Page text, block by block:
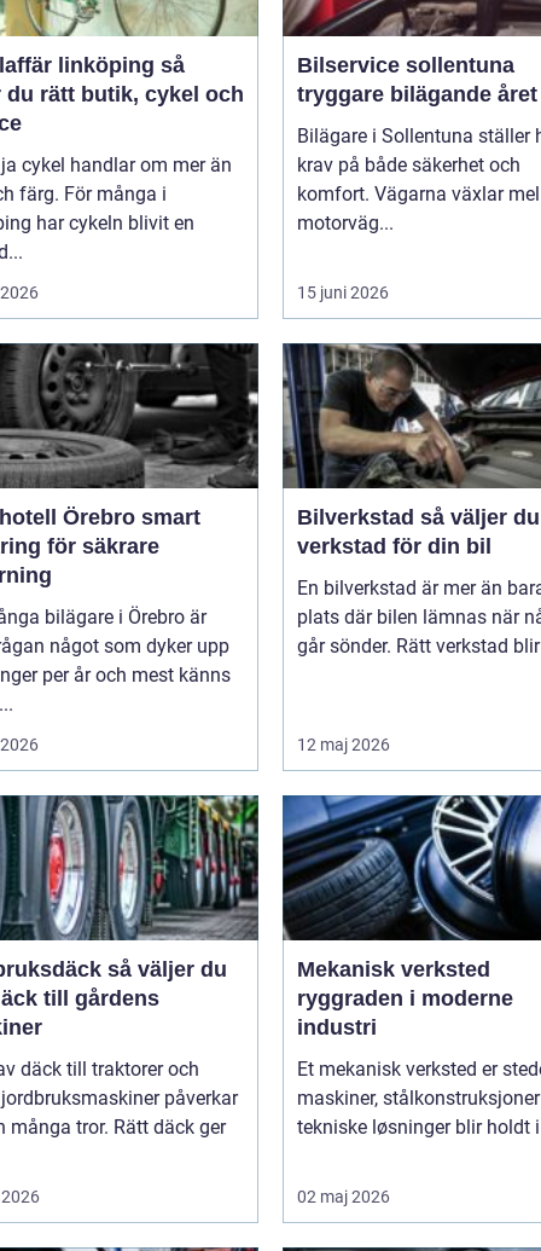
linköping så
du rätt butik, cykel och
cykel handlar om mer än
färg. För många i
har cykeln blivit en
Bilservice sollentuna
tryggare bilägande
Bilägare i Sollentuna ställer
krav på både säkerhet och
komfort. Vägarna växlar
motorväg...
15 juni 2026
Örebro smart
för säkrare
bilägare i Örebro är
något som dyker upp
per år och mest känns
Bilverkstad så väljer du rätt
verkstad för din bil
En bilverkstad är mer än
plats där bilen lämnas när
går sönder. Rätt verkstad
12 maj 2026
så väljer du
till gårdens
däck till traktorer och
påverkar
många tror. Rätt däck ger
Mekanisk verksted
ryggraden i moderne
industri
Et mekanisk verksted er
maskiner,
tekniske løsninger blir holdt
02 maj 2026